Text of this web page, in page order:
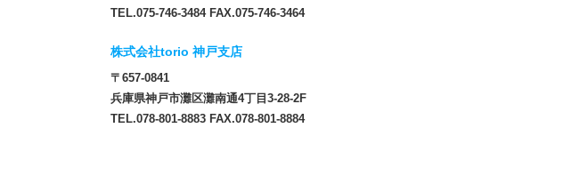
TEL.075-746-3484 FAX.075-746-3464
株式会社torio 神戸支店
〒657-0841
兵庫県神戸市灘区灘南通4丁目3-28-2F
TEL.078-801-8883 FAX.078-801-8884